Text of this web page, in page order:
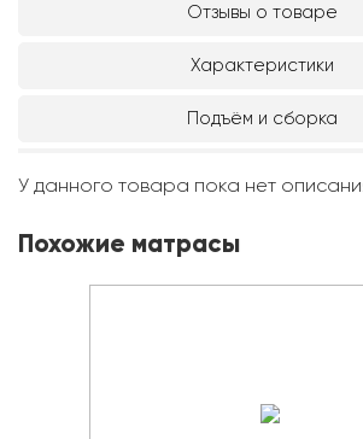
Отзывы о товаре
Характеристики
Подъём и сборка
У данного товара пока нет
Похожие матрасы